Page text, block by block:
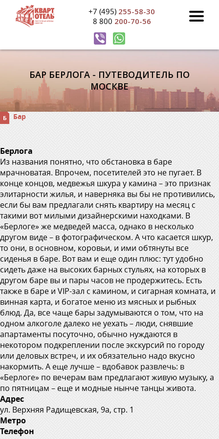
+7 (495) 255-58-30
8 800 200-70-56
БАР БЕРЛОГА - ПУТЕВОДИТЕЛЬ ПО
МОСКВЕ
Бар
Берлога
Из названия понятно, что обстановка в баре
мрачноватая. Впрочем, посетителей это не пугает. В
конце концов, медвежья шкура у камина – это признак
элитарности жилья, и наверняка вы бы не противились,
если бы вам предлагали снять квартиру на месяц с
такими вот милыми дизайнерскими находками. В
«Берлоге» же медведей масса, однако в несколько
другом виде – в фотографическом. А что касается шкур,
то они, в основном, коровьи, и ими обтянуты все
сиденья в баре. Вот вам и еще один плюс: тут удобно
сидеть даже на высоких барных стульях, на которых в
другом баре вы и пары часов не продержитесь. Есть
также в баре и VIP-зал с камином, и сигарная комната, и
винная карта, и богатое меню из мясных и рыбных
блюд. Да, все чаще бары задумываются о том, что на
одном алкоголе далеко не уехать – люди, снявшие
апартаменты посуточно, обычно нуждаются в
некотором подкреплении после экскурсий по городу
или деловых встреч, и их обязательно надо вкусно
накормить. А еще лучше – вдобавок развлечь: в
«Берлоге» по вечерам вам предлагают живую музыку, а
по пятницам – еще и модные нынче танцы живота.
Адрес
ул. Верхняя Радищевская, 9а, стр. 1
Метро
Телефон